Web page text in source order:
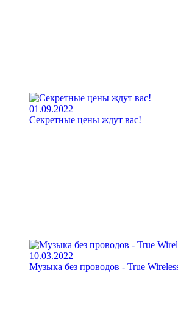
01.09.2022
Секретные цены ждут вас!
10.03.2022
Музыка без проводов - True